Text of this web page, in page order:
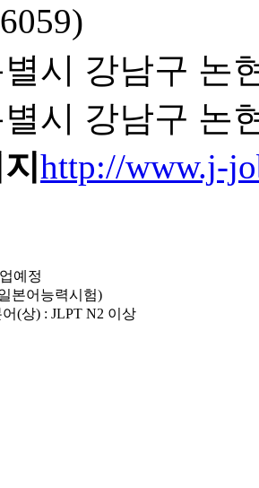
시 강남구 논
시 강남구 논
http://www.j-
예정
본어능력시험)
(상) : JLPT N2 이상